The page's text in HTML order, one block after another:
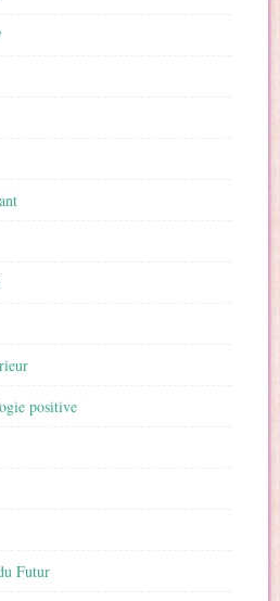
positive
Futur